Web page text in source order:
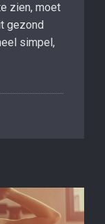
zien, moet
gezond
simpel,